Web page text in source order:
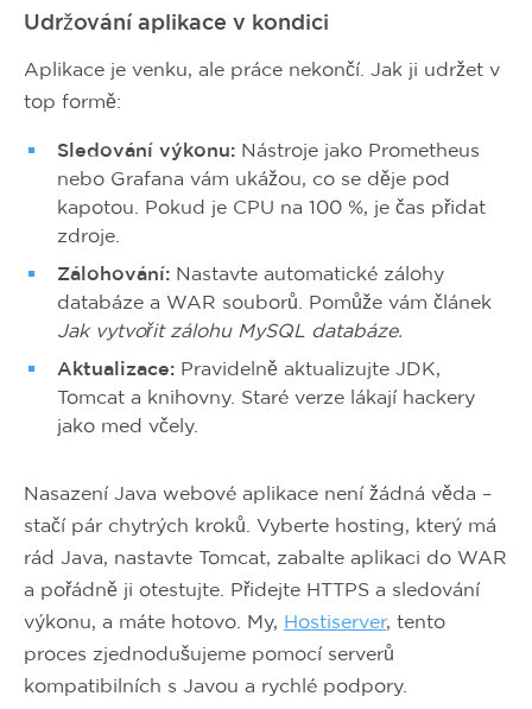
Udržování aplikace v kondici
Aplikace je venku, ale práce nekončí. Jak ji udržet v
top formě:
Sledování výkonu: Nástroje jako Prometheus
nebo Grafana vám ukážou, co se děje pod
kapotou. Pokud je CPU na 100 %, je čas přidat
zdroje.
Zálohování: Nastavte automatické zálohy
databáze a WAR souborů. Pomůže vám článek
Jak vytvořit zálohu MySQL databáze.
Aktualizace: Pravidelně aktualizujte JDK,
Tomcat a knihovny. Staré verze lákají hackery
jako med včely.
Nasazení Java webové aplikace není žádná věda –
stačí pár chytrých kroků. Vyberte hosting, který má
rád Java, nastavte Tomcat, zabalte aplikaci do WAR
a pořádně ji otestujte. Přidejte HTTPS a sledování
výkonu, a máte hotovo. My, Hostiserver, tento
proces zjednodušujeme pomocí serverů
kompatibilních s Javou a rychlé podpory.